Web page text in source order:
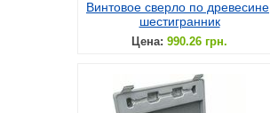
Винтовое сверло по древесине,
шестигранник
Цена: 990.26 грн.